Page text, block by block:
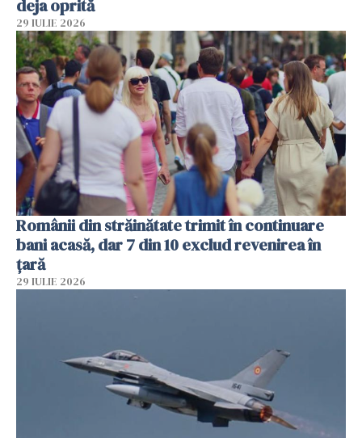
deja oprită
29 IULIE 2026
Românii din străinătate trimit în continuare
bani acasă, dar 7 din 10 exclud revenirea în
țară
29 IULIE 2026